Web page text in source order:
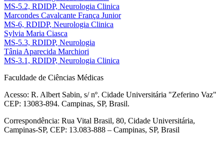
MS-5.2, RDIDP, Neurologia Clinica
Marcondes Cavalcante França Junior
MS-6, RDIDP, Neurologia Clinica
Sylvia Maria Ciasca
MS-5.3, RDIDP, Neurologia
Tânia Aparecida Marchiori
MS-3.1, RDIDP, Neurologia Clinica
Faculdade de Ciências Médicas
Acesso: R. Albert Sabin, s/ nº. Cidade Universitária "Zeferino Vaz"
CEP: 13083-894. Campinas, SP, Brasil.
Correspondência: Rua Vital Brasil, 80, Cidade Universitária,
Campinas-SP, CEP: 13.083-888 – Campinas, SP, Brasil